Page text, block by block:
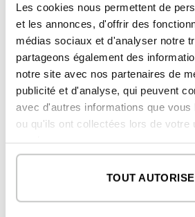
Les cookies nous permettent de
et les annonces, d'offrir des
médias sociaux et d'analyser notre
partageons également des
notre site avec nos partenaires de
publicité et d'analyse, qui peuvent
avec d'autres informations que vous
ou qu'ils ont collectées lors de votre
TOUT
ModèleVillers-
MAISON DE LUXE – MODÈLE VILLERS-